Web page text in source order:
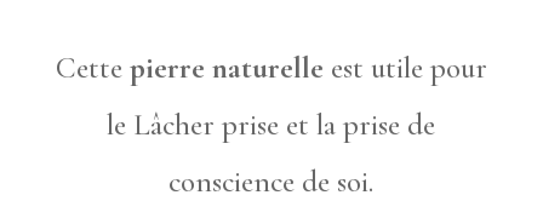
Cette pierre naturelle est utile pour
le Lâcher prise et la prise de
conscience de soi.